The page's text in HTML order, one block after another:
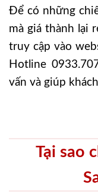
Để có những
mà giá thành lại
truy cập vào
Hotline
vấn và giúp
Tại sao